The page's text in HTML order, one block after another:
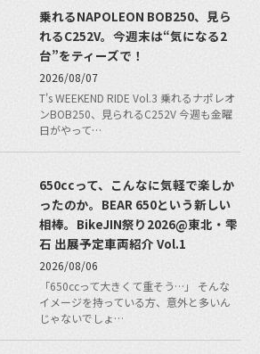
乗れるNAPOLEON BOB250、見ら
れるC252V。今週末は“気になる2
台”をティーズで！
2026/08/07
T's WEEKEND RIDE Vol.3 乗れるナポレオ
ンBOB250、見られるC252V 今週も金曜
日がやって…
650ccって、こんなに気軽で楽しか
ったのか。BEAR 650という新しい
相棒。BikeJIN祭り2026@東北・雫
石 出展予定車両紹介 Vol.1
2026/08/06
「650ccって大きくて重そう…」 そんな
イメージを持っている方、意外と多いん
じゃないでしょ…